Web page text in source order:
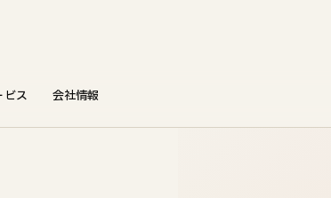
ビス 会社情報